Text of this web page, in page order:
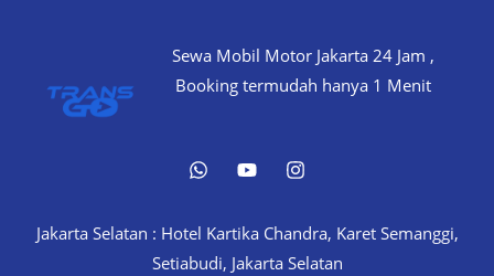
Sewa Mobil Motor Jakarta 24 Jam ,
Booking termudah hanya 1 Menit
Jakarta Selatan : Hotel Kartika Chandra, Karet Semanggi,
Setiabudi, Jakarta Selatan